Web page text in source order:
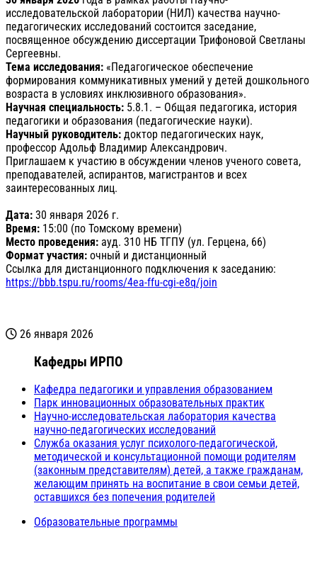
исследовательской лаборатории (НИЛ) качества научно-
педагогических исследований состоится заседание,
посвященное обсуждению диссертации Трифоновой Светланы
Сергеевны.
Тема исследования: «Педагогическое обеспечение
формирования коммуникативных умений у детей дошкольного
возраста в условиях инклюзивного образования».
Научная специальность: 5.8.1. – Общая педагогика, история
педагогики и образования (педагогические науки).
Научный руководитель: доктор педагогических наук,
профессор Адольф Владимир Александрович.
Приглашаем к участию в обсуждении членов ученого совета,
преподавателей, аспирантов, магистрантов и всех
заинтересованных лиц.
Дата: 30 января 2026 г.
Время: 15:00 (по Томскому времени)
Место проведения: ауд. 310 НБ ТГПУ (ул. Герцена, 66)
Формат участия: очный и дистанционный
Ссылка для дистанционного подключения к заседанию:
https://bbb.tspu.ru/rooms/4ea-ffu-cgi-e8q/join
26 января 2026
Кафедры ИРПО
Кафедра педагогики и управления образованием
Парк инновационных образовательных практик
Научно-исследовательская лаборатория качества
научно-педагогических исследований
Служба оказания услуг психолого-педагогической,
методической и консультационной помощи родителям
(законным представителям) детей, а также гражданам,
желающим принять на воспитание в свои семьи детей,
оставшихся без попечения родителей
Образовательные программы